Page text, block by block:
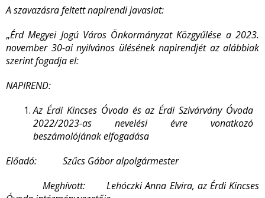
A szavazásra feltett napirendi javaslat:
„Érd Megyei Jogú Város Önkormányzat Közgyűlése a 2023.
november 30-ai nyilvános ülésének napirendjét az alábbiak
szerint fogadja el:
NAPIREND:
Az Érdi Kincses Óvoda és az Érdi Szivárvány Óvoda
2022/2023-as nevelési évre vonatkozó
beszámolójának elfogadása
Előadó: Szűcs Gábor alpolgármester
Meghívott: Lehóczki Anna Elvira, az Érdi Kincses